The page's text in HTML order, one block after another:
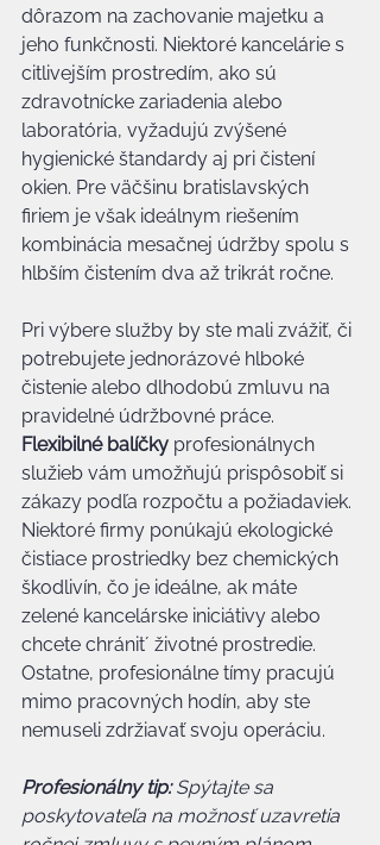
dôrazom na zachovanie majetku a
jeho funkčnosti. Niektoré kancelárie s
citlivejším prostredím, ako sú
zdravotnícke zariadenia alebo
laboratória, vyžadujú zvýšené
hygienické štandardy aj pri čistení
okien. Pre väčšinu bratislavských
firiem je však ideálnym riešením
kombinácia mesačnej údržby spolu s
hlbším čistením dva až trikrát ročne.
Pri výbere služby by ste mali zvážiť, či
potrebujete jednorázové hlboké
čistenie alebo dlhodobú zmluvu na
pravidelné údržbovné práce.
Flexibilné balíčky profesionálnych
služieb vám umožňujú prispôsobiť si
zákazy podľa rozpočtu a požiadaviek.
Niektoré firmy ponúkajú ekologické
čistiace prostriedky bez chemických
škodlivín, čo je ideálne, ak máte
zelené kancelárske iniciátivy alebo
chcete chránit´ životné prostredie.
Ostatne, profesionálne tímy pracujú
mimo pracovných hodín, aby ste
nemuseli zdržiavať svoju operáciu.
Profesionálny tip: Spýtajte sa
poskytovateľa na možnosť uzavretia